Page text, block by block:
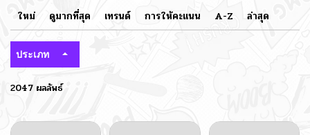
ใหม่ ดูมากที่สุด เทรนด์ การให้คะแนน A-Z ล่าสุด
ประเภท
2047 ผลลัพธ์